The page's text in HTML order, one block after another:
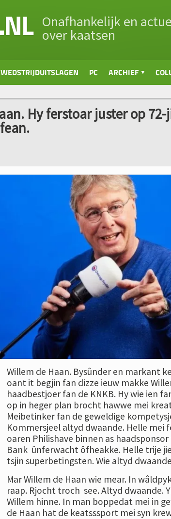
Onafhankelijk en
over kaatsen
WEDSTRIJDUITSLAGEN PC ARCHIEF
Hy ferstoar juster op
Willem de Haan. Bysûnder en markant
oant it begjin fan dizze ieuw makke
haadbestjoer fan de KNKB. Hy wie ien
op in heger plan brocht hawwe mei
Meibetinker fan de geweldige
Kommersjeel altyd dwaande. Helle mei
oaren Philishave binnen as
Bank ûnferwacht ôfheakke. Helle trije
tsjin superbetingsten. Wie altyd
Mar Willem de Haan wie mear. In
raap. Rjocht troch see. Altyd dwaande.
Willem hinne. In man boppedat mei in
de Haan hat de keatsssport mei syn